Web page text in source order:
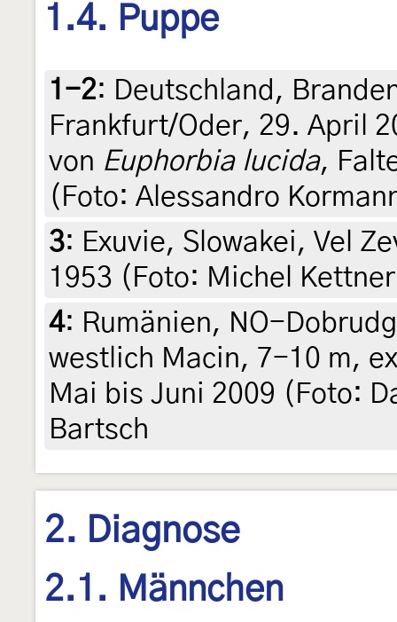
1.4. Puppe
1-2: Deutschland,
Frankfurt/Oder, 29. April
von Euphorbia lucida,
(Foto: Alessandro
3: Exuvie, Slowakei, Vel
1953 (Foto: Michel
4: Rumänien, NO-
westlich Macin, 7-10 m,
Mai bis Juni 2009 (Foto:
Bartsch
2. Diagnose
2.1. Männchen